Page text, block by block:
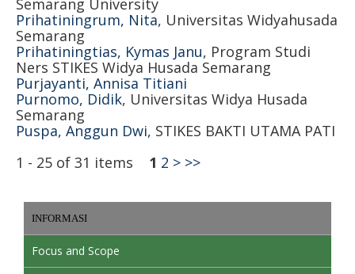
Semarang University
Prihatiningrum, Nita, Universitas Widyahusada
Semarang
Prihatiningtias, Kymas Janu, Program Studi
Ners STIKES Widya Husada Semarang
Purjayanti, Annisa Titiani
Purnomo, Didik, Universitas Widya Husada
Semarang
Puspa, Anggun Dwi, STIKES BAKTI UTAMA PATI
1 - 25 of 31 items 1 2 > >>
INFORMASI
Focus and Scope